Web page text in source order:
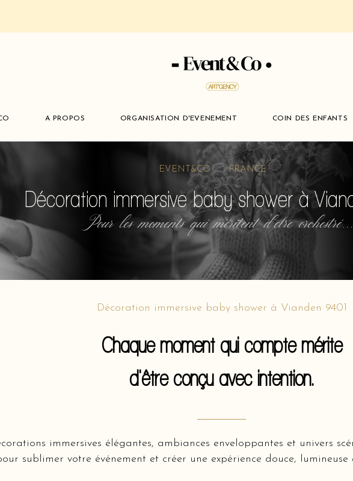
A PROPOS ORGANISATION D'EVENEMENT COIN DES ENFANTS
EVENT&CO FRANCE
Décoration immersive baby shower à
Pour les moments qui méritent d'etre orchestré...
Décoration immersive baby shower à Vianden 9401
Chaque moment qui compte mérite
d'être conçu avec intention.
immersives élégantes, ambiances enveloppantes et univers
sublimer votre événement et créer une expérience douce, lumineuse